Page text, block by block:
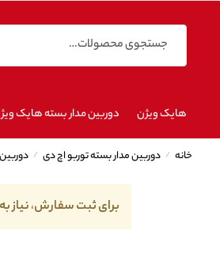
هایک ویژن دوربین مدار بسته هایک
خانه / دوربین مدار بسته توربو اچ دی / دوربین
برای ثبت سفارش، نیاز